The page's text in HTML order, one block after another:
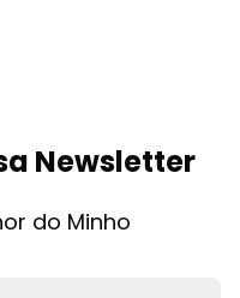
Newsletter
do Minho